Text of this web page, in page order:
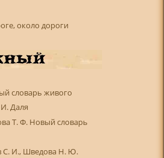
около дороги
словарь живого
Даля
Т. Ф. Новый словарь
С. И., Шведова Н. Ю.